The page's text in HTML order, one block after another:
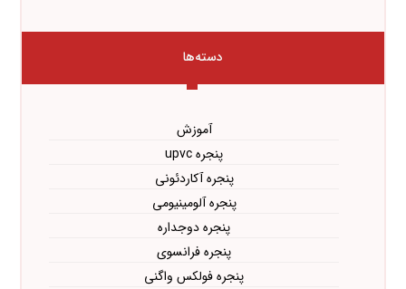
دسته‌ها
آموزش
پنجره upvc
پنجره آکاردئونی
پنجره آلومینیومی
پنجره دوجداره
پنجره فرانسوی
پنجره فولکس واگنی